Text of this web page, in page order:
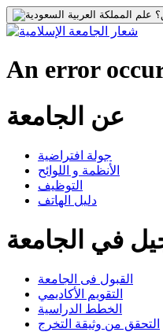
An error
عن الجامعة
جولة افتراضية
الأنظمة و اللوائح
التوظيف
دليل الهاتف
في الجامعة
القبول فى الجامعة
التقويم الأكاديمي
الخطط الدراسية
التحقق من وثيقة التخرج